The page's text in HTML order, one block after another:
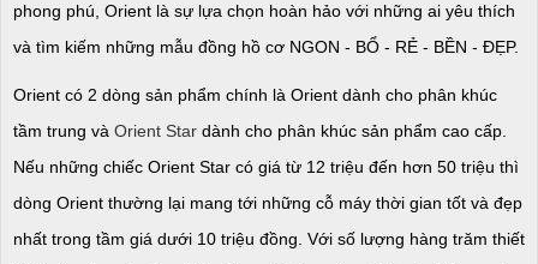
phong phú, Orient là sự lựa chọn hoàn hảo với những ai yêu thích
và tìm kiếm những mẫu đồng hồ cơ NGON - BỔ - RẺ - BỀN - ĐẸP.
Orient có 2 dòng sản phẩm chính là Orient dành cho phân khúc
tầm trung và Orient Star dành cho phân khúc sản phẩm cao cấp.
Nếu những chiếc Orient Star có giá từ 12 triệu đến hơn 50 triệu thì
dòng Orient thường lại mang tới những cỗ máy thời gian tốt và đẹp
nhất trong tầm giá dưới 10 triệu đồng. Với số lượng hàng trăm thiết